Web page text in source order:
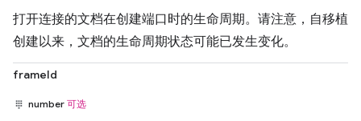
打开连接的文档在创建端口时的生命周期。请注意，自移植
创建以来，文档的生命周期状态可能已发生变化。
frameId
number 可选